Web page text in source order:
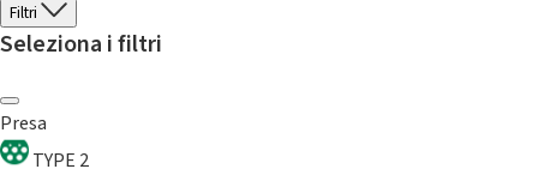
Filtri
Seleziona i filtri
Presa
TYPE 2